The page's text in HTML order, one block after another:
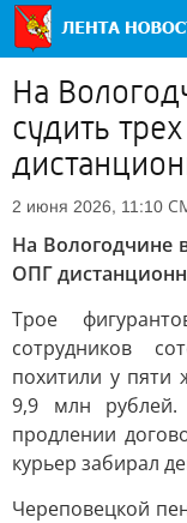
На
судить
2 июня 2026, 11:10
На Вологодчине
ОПГ
Трое
сотрудников
похитили у пяти
9,9 млн
продлении
курьер забирал
Череповецкой